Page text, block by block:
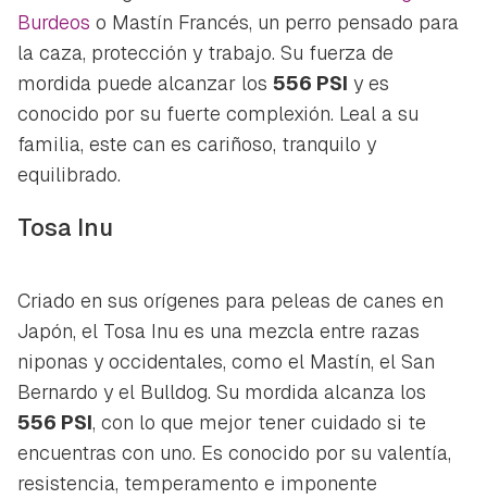
Burdeos o Mastín Francés, un perro pensado para
la caza, protección y trabajo. Su fuerza de
mordida puede alcanzar los 556 PSI y es
conocido por su fuerte complexión. Leal a su
familia, este can es cariñoso, tranquilo y
equilibrado.
Tosa Inu
Criado en sus orígenes para peleas de canes en
Japón, el Tosa Inu es una mezcla entre razas
niponas y occidentales, como el Mastín, el San
Bernardo y el Bulldog. Su mordida alcanza los
556 PSI, con lo que mejor tener cuidado si te
encuentras con uno. Es conocido por su valentía,
resistencia, temperamento e imponente